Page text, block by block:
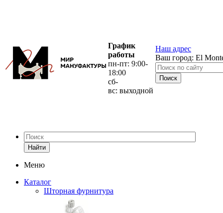
График
работы
пн-пт: 9:00-
18:00
сб-
вс: выходной
Наш адрес
Ваш город: El
Найти
Меню
Каталог
Шторная фурнитура